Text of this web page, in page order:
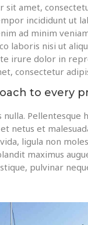
sit amet,
incididunt ut
ad minim
laboris nisi ut
irure dolor in
consectetur
to every
nulla. Pellentesque
netus et
ligula non
maximus
pulvinar